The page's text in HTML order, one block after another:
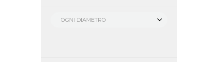
OGNI DIAMETRO